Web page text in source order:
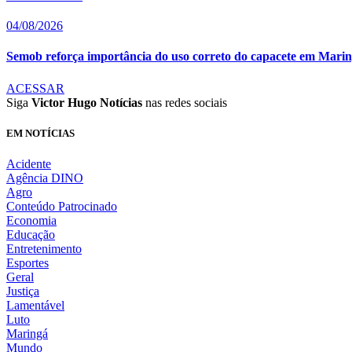
04/08/2026
Semob reforça importância do uso correto do capacete em
ACESSAR
Siga Victor Hugo Notícias nas redes sociais
EM NOTÍCIAS
Acidente
Agência DINO
Agro
Conteúdo Patrocinado
Economia
Educação
Entretenimento
Esportes
Geral
Justiça
Lamentável
Luto
Maringá
Mundo